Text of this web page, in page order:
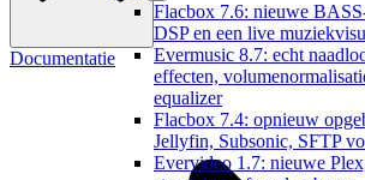
Flacbox 7.6: nieuwe
DSP en een live
Evermusic 8.7: echt
effecten,
equalizer
Flacbox 7.4: opnieuw
Jellyfin, Subsonic, SFTP
Evervideo 1.7: nieuwe
Documentatie